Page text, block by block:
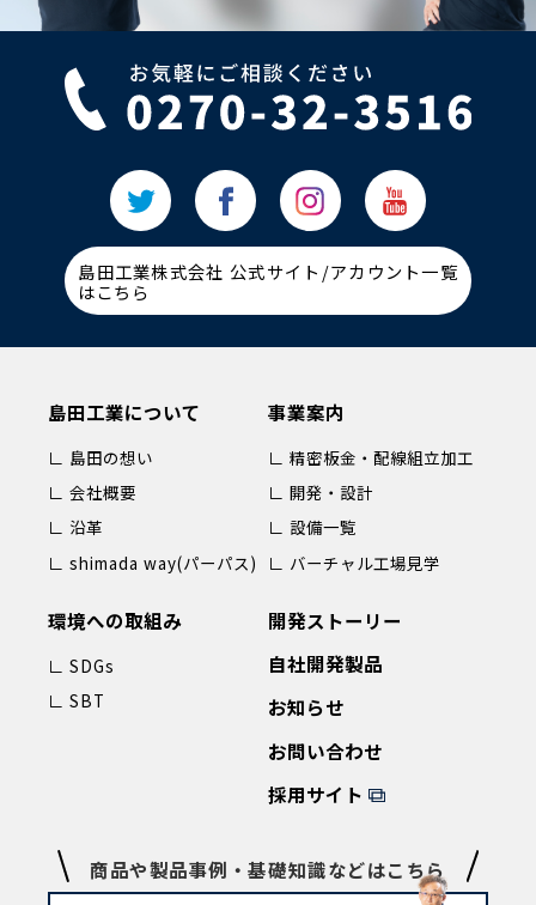
島田工業株式会社 公式サイト/アカウント一覧
はこちら
島田工業について
∟ 島田の想い
∟ 会社概要
∟ 沿革
∟ shimada way(パーパス)
事業案内
∟ 精密板金・配線組立加工
∟ 開発・設計
∟ 設備一覧
∟ バーチャル工場見学
環境への取組み
∟ SDGs
∟ SBT
開発ストーリー
自社開発製品
お知らせ
お問い合わせ
採用サイト
商品や製品事例・基礎知識などはこちら